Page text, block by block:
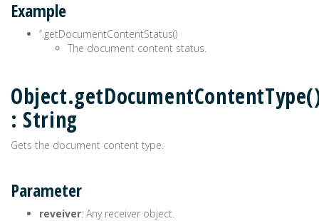
Example
’‘.getDocumentContentStatus()
The document content status.
: String
Gets the document content type.
Parameter
reveiver: Any receiver object.